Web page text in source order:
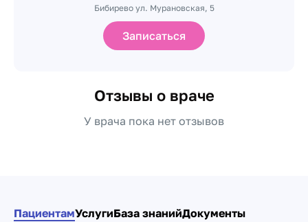
Бибирево ул. Мурановская, 5
Записаться
Отзывы о враче
У врача пока нет отзывов
ПациентамУслугиБаза знанийДокументы